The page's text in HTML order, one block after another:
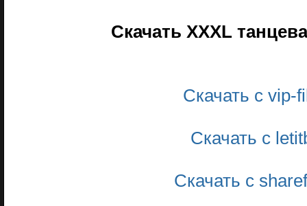
Скачать XXXL
Скачать с
Скачать с
Скачать с